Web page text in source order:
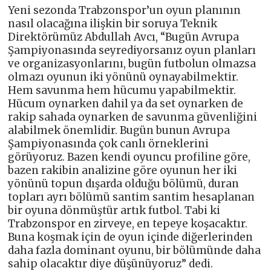
Yeni sezonda Trabzonspor’un oyun planının
nasıl olacağına ilişkin bir soruya Teknik
Direktörümüz Abdullah Avcı, “Bugün Avrupa
Şampiyonasında seyrediyorsanız oyun planları
ve organizasyonlarını, bugün futbolun olmazsa
olmazı oyunun iki yönünü oynayabilmektir.
Hem savunma hem hücumu yapabilmektir.
Hücum oynarken dahil ya da set oynarken de
rakip sahada oynarken de savunma güvenliğini
alabilmek önemlidir. Bugün bunun Avrupa
Şampiyonasında çok canlı örneklerini
görüyoruz. Bazen kendi oyuncu profiline göre,
bazen rakibin analizine göre oyunun her iki
yönünü topun dışarda olduğu bölümü, duran
topları ayrı bölümü santim santim hesaplanan
bir oyuna dönmüştür artık futbol. Tabi ki
Trabzonspor en zirveye, en tepeye koşacaktır.
Buna koşmak için de oyun içinde diğerlerinden
daha fazla dominant oyunu, bir bölümünde daha
sahip olacaktır diye düşünüyoruz” dedi.